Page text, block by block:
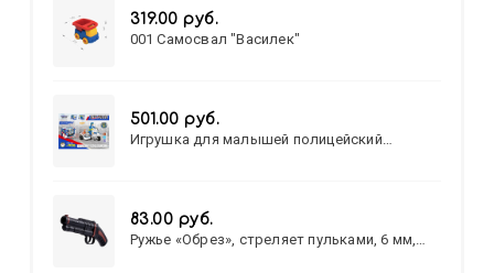
319.00 руб.
001 Самосвал "Василек"
501.00 руб.
Игрушка для малышей полицейский
83.00 руб.
Ружье «Обрез», стреляет пульками, 6 мм,